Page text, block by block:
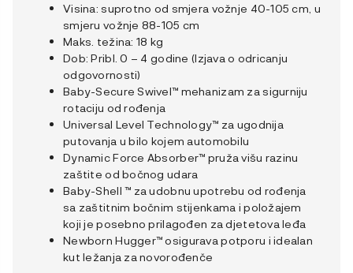
Visina: suprotno od smjera vožnje 40-105 cm, u
smjeru vožnje 88-105 cm
Maks. težina: 18 kg
Dob: Pribl. 0 – 4 godine (Izjava o odricanju
odgovornosti)
Baby-Secure Swivel™ mehanizam za sigurniju
rotaciju od rođenja
Universal Level Technology™ za ugodnija
putovanja u bilo kojem automobilu
Dynamic Force Absorber™ pruža višu razinu
zaštite od bočnog udara
Baby-Shell ™ za udobnu upotrebu od rođenja
sa zaštitnim bočnim stijenkama i položajem
koji je posebno prilagođen za djetetova leđa
Newborn Hugger™ osigurava potporu i idealan
kut ležanja za novorođenče